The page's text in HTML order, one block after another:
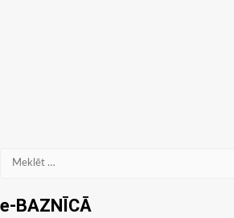
Meklēt:
e-BAZNĪCĀ